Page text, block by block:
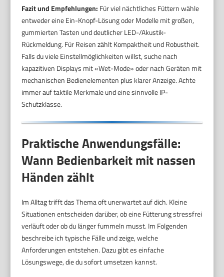
Fazit und Empfehlungen: Für viel nächtliches Füttern wähle
entweder eine Ein-Knopf-Lösung oder Modelle mit großen,
gummierten Tasten und deutlicher LED-/Akustik-
Rückmeldung. Für Reisen zählt Kompaktheit und Robustheit.
Falls du viele Einstellmöglichkeiten willst, suche nach
kapazitiven Displays mit «Wet-Mode» oder nach Geräten mit
mechanischen Bedienelementen plus klarer Anzeige. Achte
immer auf taktile Merkmale und eine sinnvolle IP-
Schutzklasse.
Praktische Anwendungsfälle:
Wann Bedienbarkeit mit nassen
Händen zählt
Im Alltag trifft das Thema oft unerwartet auf dich. Kleine
Situationen entscheiden darüber, ob eine Fütterung stressfrei
verläuft oder ob du länger fummeln musst. Im Folgenden
beschreibe ich typische Fälle und zeige, welche
Anforderungen entstehen. Dazu gibt es einfache
Lösungswege, die du sofort umsetzen kannst.